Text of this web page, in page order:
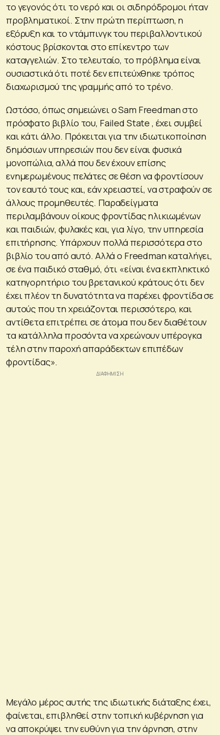
το γεγονός ότι το νερό και οι σιδηρόδρομοι ήταν
προβληματικοί. Στην πρώτη περίπτωση, η
εξόρυξη και το ντάμπινγκ του περιβαλλοντικού
κόστους βρίσκονται στο επίκεντρο των
καταγγελιών. Στο τελευταίο, το πρόβλημα είναι
ουσιαστικά ότι ποτέ δεν επιτεύχθηκε τρόπος
διαχωρισμού της γραμμής από το τρένο.
Ωστόσο, όπως σημειώνει ο Sam Freedman στο
πρόσφατο βιβλίο του, Failed State , έχει συμβεί
και κάτι άλλο. Πρόκειται για την ιδιωτικοποίηση
δημόσιων υπηρεσιών που δεν είναι φυσικά
μονοπώλια, αλλά που δεν έχουν επίσης
ενημερωμένους πελάτες σε θέση να φροντίσουν
τον εαυτό τους και, εάν χρειαστεί, να στραφούν σε
άλλους προμηθευτές. Παραδείγματα
περιλαμβάνουν οίκους φροντίδας ηλικιωμένων
και παιδιών, φυλακές και, για λίγο, την υπηρεσία
επιτήρησης. Υπάρχουν πολλά περισσότερα στο
βιβλίο του από αυτό. Αλλά ο Freedman καταλήγει,
σε ένα παιδικό σταθμό, ότι «είναι ένα εκπληκτικό
κατηγορητήριο του βρετανικού κράτους ότι δεν
έχει πλέον τη δυνατότητα να παρέχει φροντίδα σε
αυτούς που τη χρειάζονται περισσότερο, και
αντίθετα επιτρέπει σε άτομα που δεν διαθέτουν
τα κατάλληλα προσόντα να χρεώνουν υπέρογκα
τέλη στην παροχή απαράδεκτων επιπέδων
φροντίδας».
Μεγάλο μέρος αυτής της ιδιωτικής διάταξης έχει,
φαίνεται, επιβληθεί στην τοπική κυβέρνηση για
να αποκρύψει την ευθύνη για την άρνηση, στην